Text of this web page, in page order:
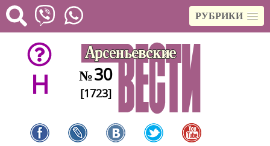
РУБРИКИ
H №30
[1723]